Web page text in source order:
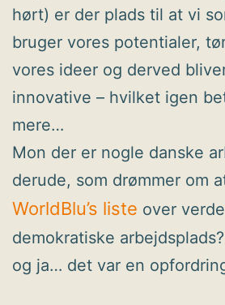
hørt) er der plads til at vi
bruger vores potentialer,
vores ideer og derved
innovative – hvilket igen
mere…
Mon der er nogle danske
derude, som drømmer om
WorldBlu’s liste over
demokratiske arbejdsplads?
og ja… det var en